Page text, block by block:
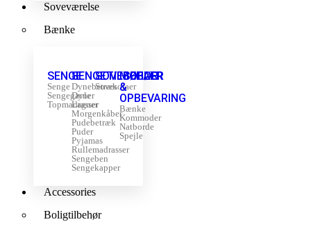
Soveværelse
Bænke
SENGE
Senge
Sengegavle
Topmadrasser
SENGETILBEHØR
Dynebetræk
Dyner
Lagner
Morgenkåber
Pudebetræk
Puder
Pyjamas
Rullemadrasser
Sengeben
Sengekapper
SOVESOFAER
Sovesofaer
MØBLER
&
OPBEVARING
Bænke
Kommoder
Natborde
Spejle
Accessories
Boligtilbehør